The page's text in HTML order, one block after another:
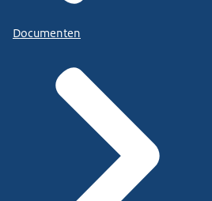
Documenten